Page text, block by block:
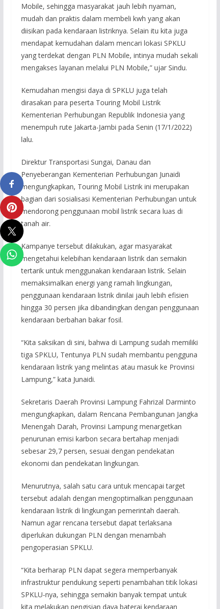
Mobile, sehingga masyarakat jauh lebih nyaman,
mudah dan praktis dalam membeli kwh yang akan
diisikan pada kendaraan listriknya. Selain itu kita juga
mendapat kemudahan dalam mencari lokasi SPKLU
yang terdekat dengan PLN Mobile, intinya mudah sekali
mengakses layanan melalui PLN Mobile,” ujar Sindu.
Kemudahan mengisi daya di SPKLU juga telah
dirasakan para peserta Touring Mobil Listrik
Kementerian Perhubungan Republik Indonesia yang
menempuh rute Jakarta-Jambi pada Senin (17/1/2022)
lalu.
Direktur Transportasi Sungai, Danau dan
Penyeberangan Kementerian Perhubungan Junaidi
mengungkapkan, Touring Mobil Listrik ini merupakan
bagian dari sosialisasi Kementerian Perhubungan untuk
mendorong penggunaan mobil listrik secara luas di
tanah air.
Kampanye tersebut dilakukan, agar masyarakat
mengetahui kelebihan kendaraan listrik dan semakin
tertarik untuk menggunakan kendaraan listrik. Selain
memaksimalkan energi yang ramah lingkungan,
penggunaan kendaraan listrik dinilai jauh lebih efisien
hingga 30 persen jika dibandingkan dengan penggunaan
kendaraan berbahan bakar fosil.
“Kita saksikan di sini, bahwa di Lampung sudah memiliki
tiga SPKLU, Tentunya PLN sudah membantu pengguna
kendaraan listrik yang melintas atau masuk ke Provinsi
Lampung,” kata Junaidi.
Sekretaris Daerah Provinsi Lampung Fahrizal Darminto
mengungkapkan, dalam Rencana Pembangunan Jangka
Menengah Darah, Provinsi Lampung menargetkan
penurunan emisi karbon secara bertahap menjadi
sebesar 29,7 persen, sesuai dengan pendekatan
ekonomi dan pendekatan lingkungan.
Menurutnya, salah satu cara untuk mencapai target
tersebut adalah dengan mengoptimalkan penggunaan
kendaraan listrik di lingkungan pemerintah daerah.
Namun agar rencana tersebut dapat terlaksana
diperlukan dukungan PLN dengan menambah
pengoperasian SPKLU.
“Kita berharap PLN dapat segera memperbanyak
infrastruktur pendukung seperti penambahan titik lokasi
SPKLU-nya, sehingga semakin banyak tempat untuk
kita melakukan pengisian daya baterai kendaraan